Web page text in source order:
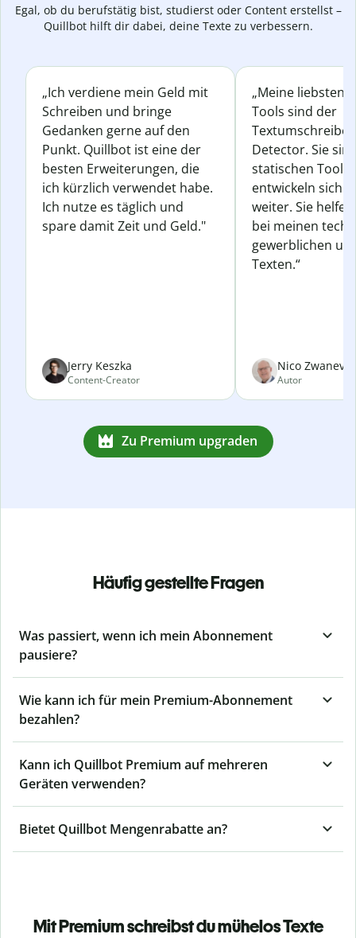
Egal, ob du berufstätig bist, studierst oder Content erstellst –
Quillbot hilft dir dabei, deine Texte zu verbessern.
„Ich verdiene mein Geld mit
Schreiben und bringe
Gedanken gerne auf den
Punkt. Quillbot ist eine der
besten Erweiterungen, die
ich kürzlich verwendet habe.
Ich nutze es täglich und
spare damit Zeit und Geld."
Jerry Keszka
Content-Creator
„Meine liebsten
Tools sind der
Detector. Sie
statischen
entwickeln sich
weiter. Sie
bei meinen
gewerblichen
Texten.“
Nico
Autor
Zu Premium upgraden
Häufig gestellte Fragen
Was passiert, wenn ich mein Abonnement
pausiere?
Wie kann ich für mein Premium-Abonnement
bezahlen?
Kann ich Quillbot Premium auf mehreren
Geräten verwenden?
Bietet Quillbot Mengenrabatte an?
Mit Premium schreibst du mühelos Texte